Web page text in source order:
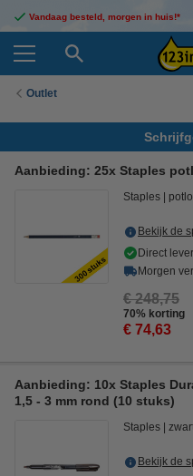
Vandaag besteld, morgen in huis!*
Outlet
Aanbieding: 25x Staples
Staples
Bekijk de
Direct
Morgen
€ 248,75
70% korting
€ 74,63
Aanbieding: 10x Staples
1,5 - 3 mm rond (10 stuks)
Staples
Bekijk de